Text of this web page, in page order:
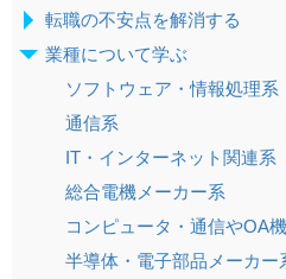
転職の不安点を解消する
業種について学ぶ
ソフトウェア・情報処理系
通信系
IT・インターネット関連系
総合電機メーカー系
コンピュータ・通信やOA
半導体・電子部品メーカー